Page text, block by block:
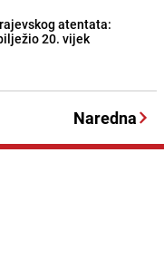
atentata:
20. vijek
Naredna